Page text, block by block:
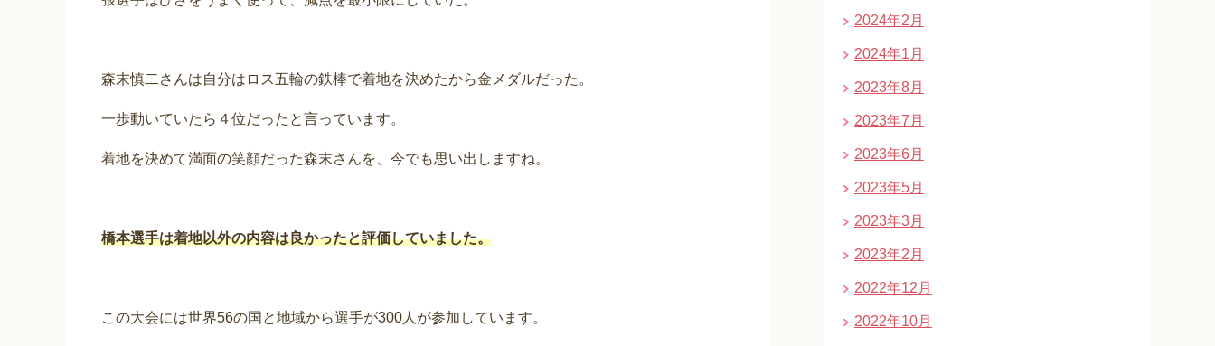
森末慎二さんは自分はロス五輪の鉄棒で着地を決めたから金メダルだった。
一歩動いていたら４位だったと言っています。
着地を決めて満面の笑顔だった森末さんを、今でも思い出しますね。
橋本選手は着地以外の内容は良かったと評価していました。
この大会には世界56の国と地域から選手が300人が参加しています。
2024年2月
2024年1月
2023年8月
2023年7月
2023年6月
2023年5月
2023年3月
2023年2月
2022年12月
2022年10月